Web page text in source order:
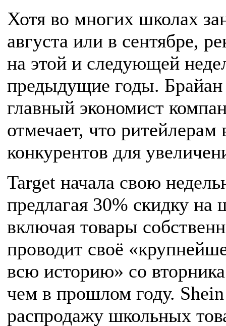
Хотя во многих школах
августа или в сентябре,
на этой и следующей
предыдущие годы.
главный экономист
отмечает, что
конкурентов для
Target начала свою
предлагая 30% скидку
включая товары
проводит своё
всю историю» со
чем в прошлом году.
распродажу школьных